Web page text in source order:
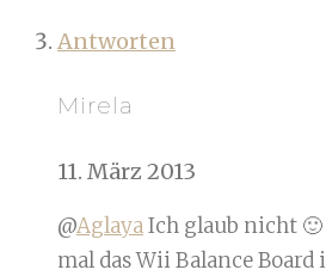
Antworten
Mirela
11. März 2013
@AglayaIch glaub nicht
mal das Wii Balance